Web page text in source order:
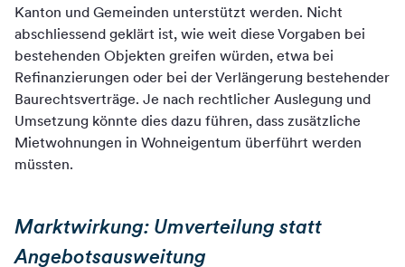
Kanton und Gemeinden unterstützt werden. Nicht
abschliessend geklärt ist, wie weit diese Vorgaben bei
bestehenden Objekten greifen würden, etwa bei
Refinanzierungen oder bei der Verlängerung bestehender
Baurechtsverträge. Je nach rechtlicher Auslegung und
Umsetzung könnte dies dazu führen, dass zusätzliche
Mietwohnungen in Wohneigentum überführt werden
müssten.
Marktwirkung: Umverteilung statt
Angebotsausweitung